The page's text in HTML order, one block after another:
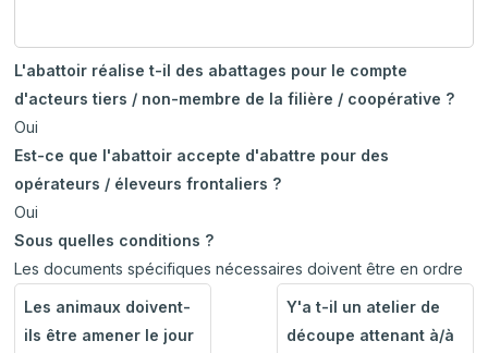
L'abattoir réalise t-il des abattages pour le compte
d'acteurs tiers / non-membre de la filière / coopérative ?
Oui
Est-ce que l'abattoir accepte d'abattre pour des
opérateurs / éleveurs frontaliers ?
Oui
Sous quelles conditions ?
Les documents spécifiques nécessaires doivent être en ordre
Les animaux doivent-
ils être amener le jour
Y'a t-il un atelier de
découpe attenant à/à